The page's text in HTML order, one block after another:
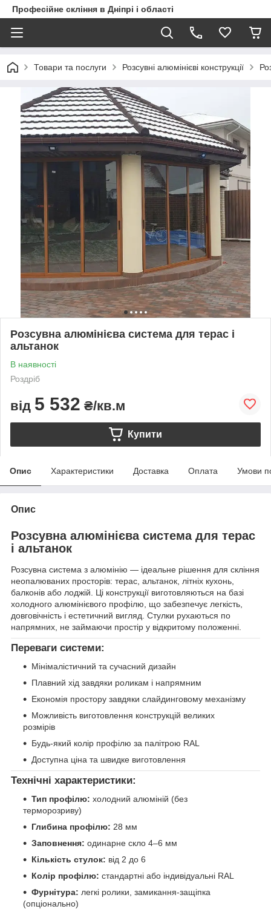
Професійне скління в Дніпрі і області
Товари та послуги Розсувні алюмінієві конструкції
Розсувна алюмінієва система для терас і
альтанок
В наявності
Роздріб
від 5 532 ₴/кв.м
Купити
Опис Характеристики Доставка Оплата Умови
Опис
Розсувна алюмінієва система для терас
і альтанок
Розсувна система з алюмінію — ідеальне рішення для скління
неопалюваних просторів: терас, альтанок, літніх кухонь,
балконів або лоджій. Ці конструкції виготовляються на базі
холодного алюмінієвого профілю, що забезпечує легкість,
довговічність і естетичний вигляд. Стулки рухаються по
напрямних, не займаючи простір у відкритому положенні.
Переваги системи:
Мінімалістичний та сучасний дизайн
Плавний хід завдяки роликам і напрямним
Економія простору завдяки слайдинговому механізму
Можливість виготовлення конструкцій великих
розмірів
Будь-який колір профілю за палітрою RAL
Доступна ціна та швидке виготовлення
Технічні характеристики:
Тип профілю: холодний алюміній (без
терморозриву)
Глибина профілю: 28 мм
Заповнення: одинарне скло 4–6 мм
Кількість стулок: від 2 до 6
Колір профілю: стандартні або індивідуальні RAL
Фурнітура: легкі ролики, замикання-защіпка
(опціонально)